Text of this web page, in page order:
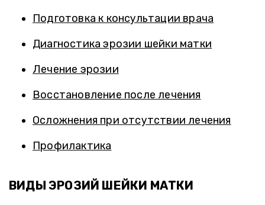
Подготовка к консультации врача
Диагностика эрозии шейки матки
Лечение эрозии
Восстановление после лечения
Осложнения при отсутствии лечения
Профилактика
ВИДЫ ЭРОЗИЙ ШЕЙКИ МАТКИ